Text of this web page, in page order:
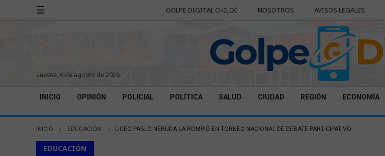
☰ GOLPE DIGITAL CHILOÉ NOSOTROS AVISOS LEGALES
jueves, 6 de agosto de 2026
INICIO OPINIÓN POLICIAL POLÍTICA SALUD CIUDAD REGIÓN ECONOMÍA
INICIO EDUCACIÓN LICEO PABLO NERUDA LA ROMPIÓ EN TORNEO NACIONAL DE DEBATE PARTICIPATIVO
EDUCACIÓN